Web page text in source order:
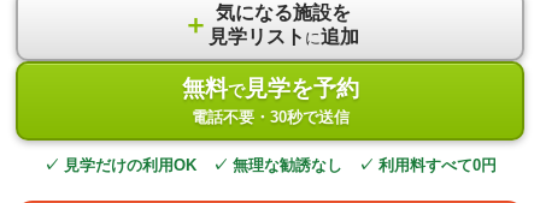
＋ 気になる施設を
見学リスト に追加
無料で見学を予約
電話不要・30秒で送信
✓ 見学だけの利用OK ✓ 無理な勧誘なし ✓ 利用料すべて0円